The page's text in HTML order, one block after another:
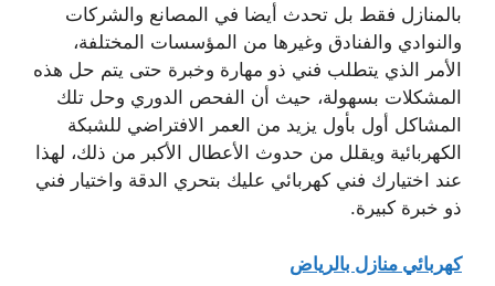
بالمنازل فقط بل تحدث أيضا في المصانع والشركات
والنوادي والفنادق وغيرها من المؤسسات المختلفة،
الأمر الذي يتطلب فني ذو مهارة وخبرة حتى يتم حل هذه
المشكلات بسهولة، حيث أن الفحص الدوري وحل تلك
المشاكل أول بأول يزيد من العمر الافتراضي للشبكة
الكهربائية ويقلل من حدوث الأعطال الأكبر من ذلك، لهذا
عند اختيارك فني كهربائي عليك بتحري الدقة واختيار فني
ذو خبرة كبيرة.
كهربائي منازل بالرياض